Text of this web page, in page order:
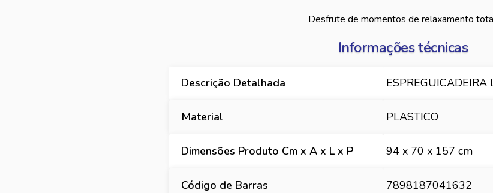
Desfrute de momentos de relaxamento
Informações técnicas
Descrição Detalhada
Material PLASTICO
Dimensões Produto Cm x A x L x P 94 x 70 x 157 cm
Código de Barras 7898187041632